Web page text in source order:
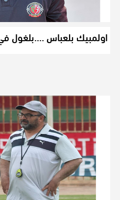
اولمبيك بلعباس ….بلغول